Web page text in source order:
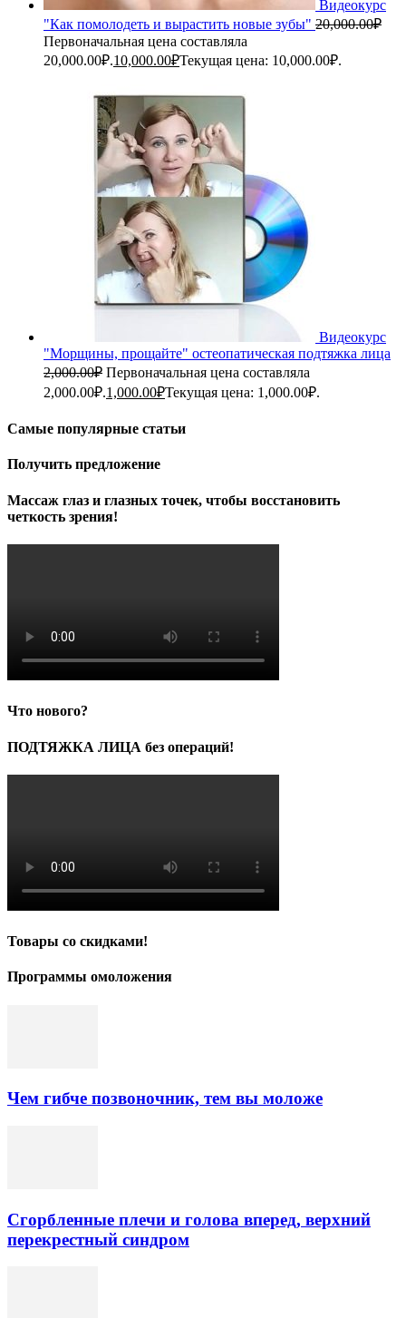
Видеокурс
"Как помолодеть и вырастить новые зубы" 20,000.00₽
Первоначальная цена составляла
20,000.00₽.10,000.00₽Текущая цена: 10,000.00₽.
Видеокурс
"Морщины, прощайте" остеопатическая подтяжка лица
2,000.00₽ Первоначальная цена составляла
2,000.00₽.1,000.00₽Текущая цена: 1,000.00₽.
Самые популярные статьи
Получить предложение
Массаж глаз и глазных точек, чтобы восстановить
четкость зрения!
Что нового?
ПОДТЯЖКА ЛИЦА без операций!
Товары со скидками!
Программы омоложения
Чем гибче позвоночник, тем вы моложе
Сгорбленные плечи и голова вперед, верхний
перекрестный синдром